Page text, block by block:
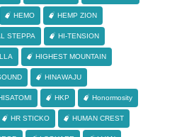
HEMO HEMP ZION
STEPPA HI-TENSION
HIGHEST MOUNTAIN
HINAWAJU
HKP Honormosity
HR STICKO HUMAN CREST